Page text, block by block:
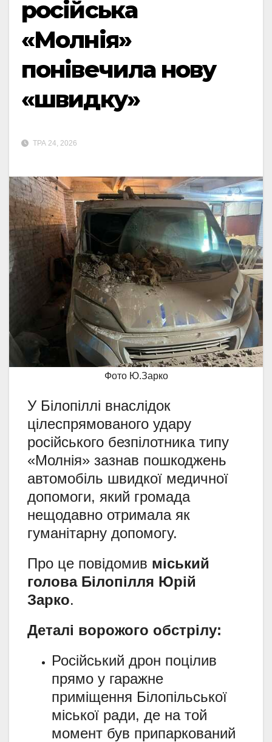
російська
«Молнія»
понівечила нову
«швидку»
ТРА 24, 2026
Фото Ю.Зарко
У Білопіллі внаслідок
цілеспрямованого удару
російського безпілотника типу
«Молнія» зазнав пошкоджень
автомобіль швидкої медичної
допомоги, який громада
нещодавно отримала як
гуманітарну допомогу.
Про це повідомив міський
голова Білопілля Юрій
Зарко.
Деталі ворожого обстрілу:
Російський дрон поцілив
прямо у гаражне
приміщення Білопільської
міської ради, де на той
момент був припаркований